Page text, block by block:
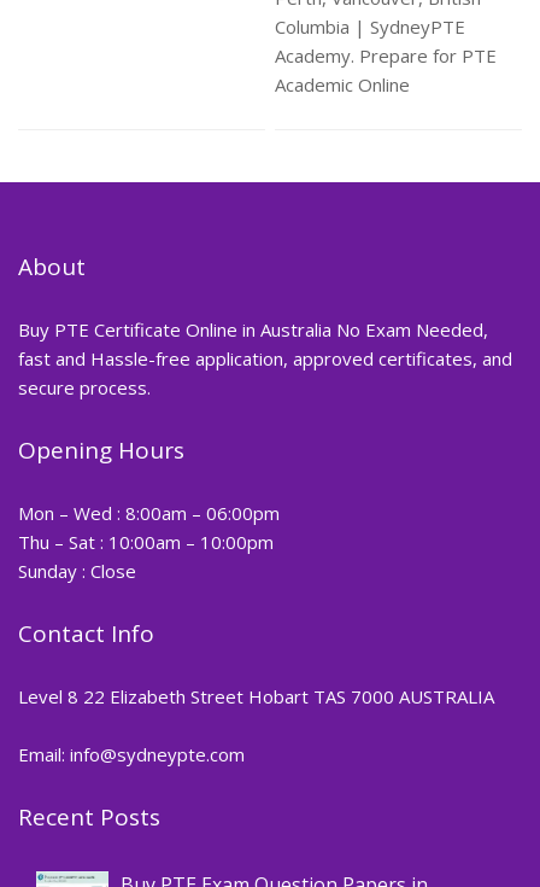
Columbia | SydneyPTE
Academy. Prepare for PTE
Academic Online
About
Buy PTE Certificate Online in Australia No Exam Needed,
fast and Hassle-free application, approved certificates, and
secure process.
Opening Hours
Mon – Wed : 8:00am – 06:00pm
Thu – Sat : 10:00am – 10:00pm
Sunday : Close
Contact Info
Level 8 22 Elizabeth Street Hobart TAS 7000 AUSTRALIA
Email: info@sydneypte.com
Recent Posts
Blog